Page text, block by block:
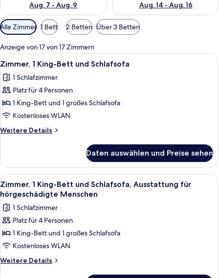
Aug. 7 - Aug. 9
Aug. 14 - Aug. 16
Verfügbare
Filter
für
Zimmer
Alle Zimmer 1 Bett 2 Betten Über 3 Betten
Anzeige von 17 von 17 Zimmern
Alle
Fotos
für
Zimmer,
1 King-
Bett
und
Schlafsofa
Ein modernes Hotelzimmer mit
4
Zimmer, 1 King-Bett und Schlafsofa
1 Schlafzimmer
Platz für 4 Personen
1 King-Bett und 1 großes Schlafsofa
Kostenloses WLAN
Weitere Details
Weitere
1 King-
Bett
und
Schlafsofa
Daten auswählen und Preise sehen
Alle
Fotos
für
Zimmer,
1 King-
Bett
und
Schlafsofa,
Ein modernes Hotelzimmer mit
4
Zimmer, 1 King-Bett und Schlafsofa, Ausstattung für
hörgeschädigte Menschen
1 Schlafzimmer
Platz für 4 Personen
1 King-Bett und 1 großes Schlafsofa
Kostenloses WLAN
Weitere Details
Weitere